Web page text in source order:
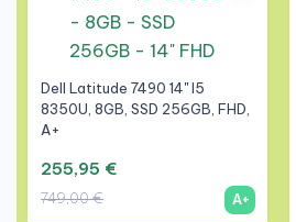
Dell Latitude 7490 14" I5
8350U, 8GB, SSD 256GB, FHD,
A+
255,95 €
749,00 € A+